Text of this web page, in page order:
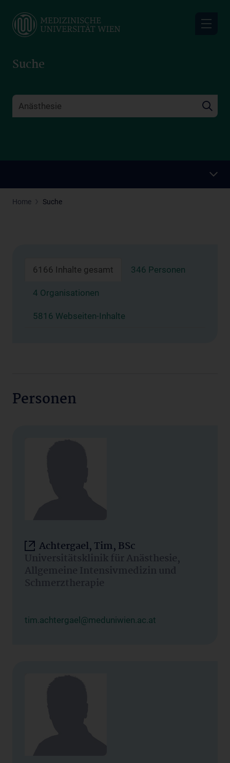
main
Suche
Home Suche
6166 Inhalte gesamt 346 Personen
4 Organisationen
5816 Webseiten-Inhalte
Personen
Achtergael, Tim, BSc
Universitätsklinik für Anästhesie,
Allgemeine Intensivmedizin und
Schmerztherapie
tim.achtergael@meduniwien.ac.at